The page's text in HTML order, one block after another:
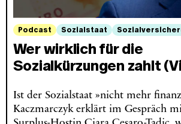
Podcast Sozialstaat
Wer wirklich für die
Sozialkürzungen zahlt
Ist der Sozialstaat »nicht mehr
Kaczmarczyk erklärt im Gespräch